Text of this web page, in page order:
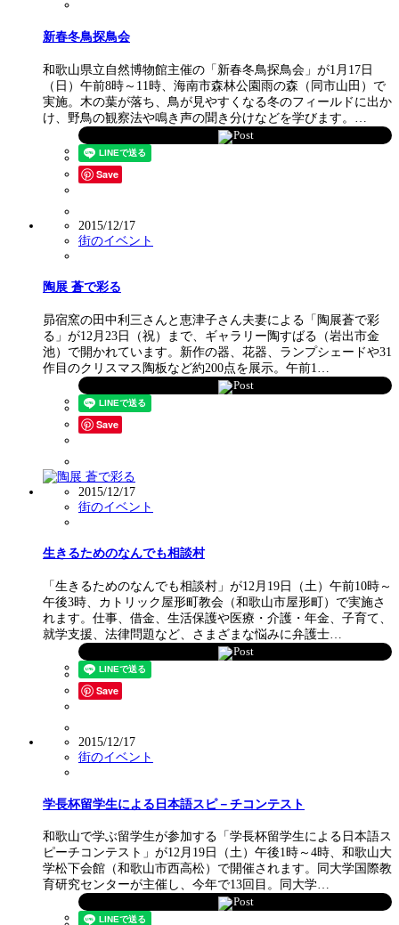
新春冬鳥探鳥会
和歌山県立自然博物館主催の「新春冬鳥探鳥会」が1月17日
（日）午前8時～11時、海南市森林公園雨の森（同市山田）で
実施。木の葉が落ち、鳥が見やすくなる冬のフィールドに出か
け、野鳥の観察法や鳴き声の聞き分けなどを学びます。…
Post
Save
2015/12/17
街のイベント
陶展 蒼で彩る
昴宿窯の田中利三さんと恵津子さん夫妻による「陶展蒼で彩
る」が12月23日（祝）まで、ギャラリー陶すばる（岩出市金
池）で開かれています。新作の器、花器、ランプシェードや31
作目のクリスマス陶板など約200点を展示。午前1…
Post
Save
2015/12/17
街のイベント
生きるためのなんでも相談村
「生きるためのなんでも相談村」が12月19日（土）午前10時～
午後3時、カトリック屋形町教会（和歌山市屋形町）で実施さ
れます。仕事、借金、生活保護や医療・介護・年金、子育て、
就学支援、法律問題など、さまざまな悩みに弁護士…
Post
Save
2015/12/17
街のイベント
学長杯留学生による日本語スピ－チコンテスト
和歌山で学ぶ留学生が参加する「学長杯留学生による日本語ス
ピーチコンテスト」が12月19日（土）午後1時～4時、和歌山大
学松下会館（和歌山市西高松）で開催されます。同大学国際教
育研究センターが主催し、今年で13回目。同大学…
Post